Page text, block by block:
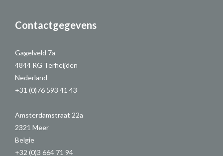
Contactgegevens
Gagelveld 7a
4844 RG Terheijden
Nederland
+31 (0)76 593 41 43
Amsterdamstraat 22a
2321 Meer
Belgie
+32 (0)3 664 71 94